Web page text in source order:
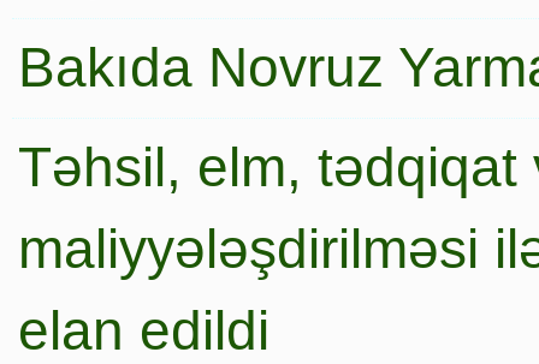
Bakıda Novruz
Təhsil, elm,
maliyyələşdirilməsi
elan edildi